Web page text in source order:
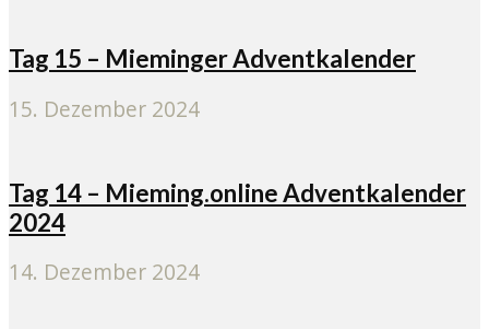
Tag 15 – Mieminger Adventkalender
15. Dezember 2024
Tag 14 – Mieming.online Adventkalender
2024
14. Dezember 2024